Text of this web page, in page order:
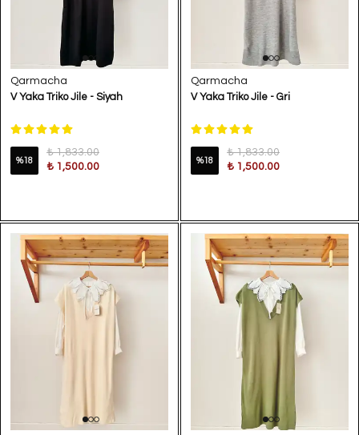
Qarmacha
V Yaka Triko Jile - Siyah
%18
₺ 1,833.00
₺ 1,500.00
Qarmacha
V Yaka Triko Jile - Gri
%18
₺ 1,833.00
₺ 1,500.00